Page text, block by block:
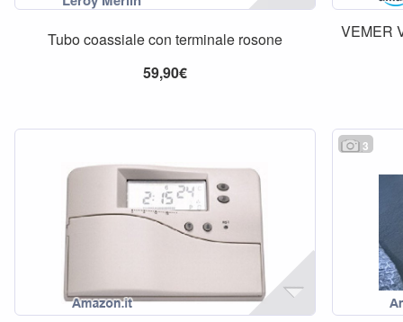
Tubo coassiale con terminale rosone
59,90€
VEMER
3